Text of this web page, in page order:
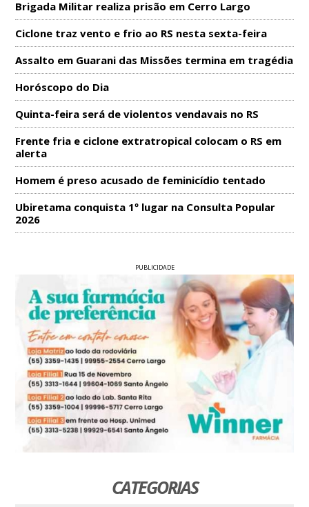
Brigada Militar realiza prisão em Cerro Largo
Ciclone traz vento e frio ao RS nesta sexta-feira
Assalto em Guarani das Missões termina em tragédia
Horóscopo do Dia
Quinta-feira será de violentos vendavais no RS
Frente fria e ciclone extratropical colocam o RS em
alerta
Homem é preso acusado de feminicídio tentado
Ubiretama conquista 1º lugar na Consulta Popular
2026
PUBLICIDADE
CATEGORIAS